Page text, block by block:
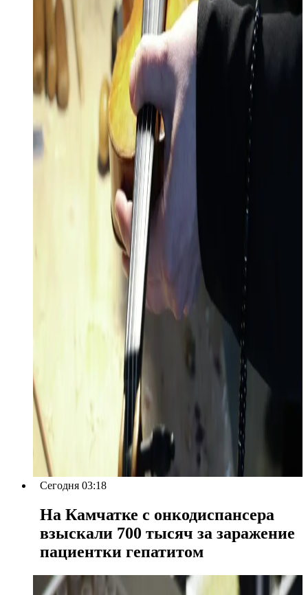
Сегодня 03:18
На Камчатке с онкодиспансера
взыскали 700 тысяч за заражение
пациентки гепатитом